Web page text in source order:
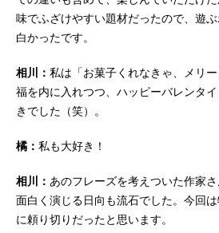
味でふざけやすい題材だったので、遊
白かったです。
相川： 私は「お菓子くれなきゃ、メリ
福を内に入れつつ、ハッピーバレンタ
きでした（笑）。
橘： 私も大好き！
相川： あのフレーズを考えついた作家
面白く演じる日向も流石でした。今回
に頼り切りだったと思います。